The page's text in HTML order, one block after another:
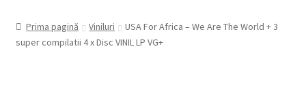
CD-uri originale
Prima pagină Viniluri
USA For Africa ‎– We Are The World + 3
super compilatii 4 x Disc VINIL LP VG+